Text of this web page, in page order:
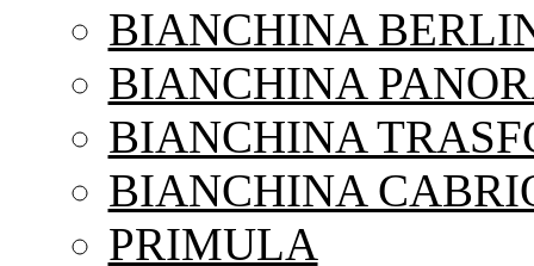
BIANCHINA
BIANCHINA
BIANCHINA
BIANCHINA
PRIMULA